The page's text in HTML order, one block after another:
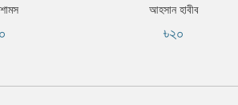
আহসান হাবীব
৳২০